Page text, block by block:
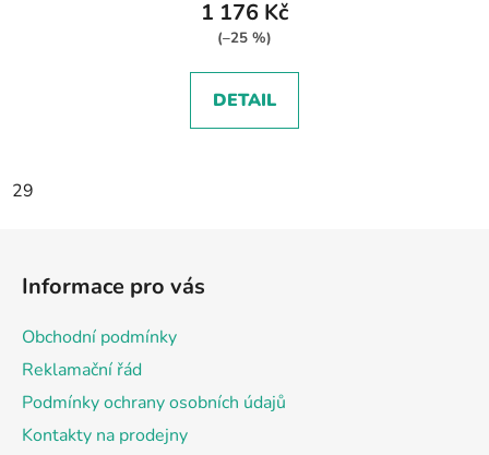
1 176 Kč
(–25 %)
DETAIL
29
Informace pro vás
Obchodní podmínky
Reklamační řád
Podmínky ochrany osobních údajů
Kontakty na prodejny